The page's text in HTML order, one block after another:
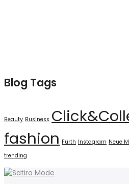
Blog Tags
Beauty Business
fashion Fürth Instagram Neue
trending